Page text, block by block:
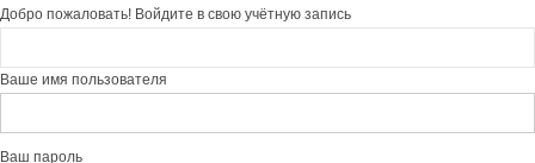
Добро пожаловать! Войдите в свою учётную запись
Ваше имя пользователя
Ваш пароль